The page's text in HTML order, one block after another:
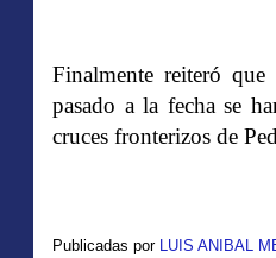
Finalmente reiteró
pasado a la fecha se
cruces fronterizos de
Publicadas por LUIS ANIBAL